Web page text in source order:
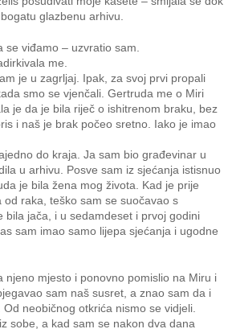
glazbenu arhivu.
se viđamo – uzvratio sam.
me.
je u zagrljaj. Ipak, za svoj prvi propali
smo se vjenčali. Gertruda me o Miri
je da je bila riječ o ishitrenom braku, bez
i naš je brak počeo sretno. Iako je imao
do kraja. Ja sam bio građevinar u
u arhivu. Posve sam iz sjećanja istisnuo
je bila žena mog života. Kad je prije
od raka, teško sam se suočavao s
bila jača, i u sedamdeset i prvoj godini
sam imao samo lijepa sjećanja i ugodne
njeno mjesto i ponovno pomislio na Miru i
sam naš susret, a znao sam da i
neobičnog otkrića nismo se vidjeli.
sobe, a kad sam se nakon dva dana